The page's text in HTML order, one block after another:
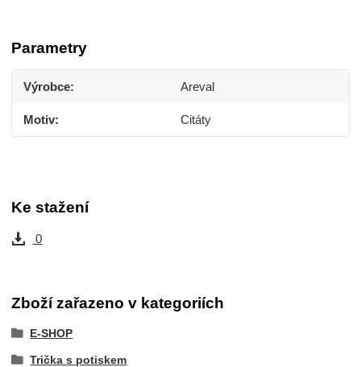
Parametry
Výrobce Areval
Motiv Citáty
Ke stažení
0
Zboží zařazeno v kategoriích
E-SHOP
Trička s potiskem